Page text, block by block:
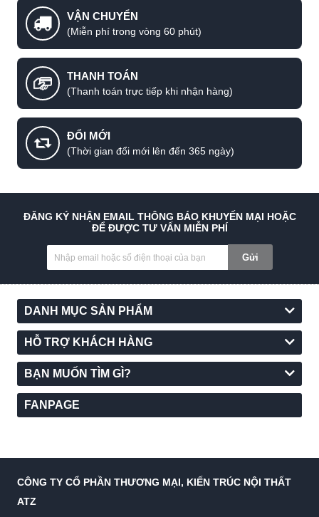
VẬN CHUYỂN
(Miễn phí trong vòng 60 phút)
THANH TOÁN
(Thanh toán trực tiếp khi nhận hàng)
ĐỔI MỚI
(Thời gian đổi mới lên đến 365 ngày)
ĐĂNG KÝ NHẬN EMAIL THÔNG BÁO KHUYẾN MẠI HOẶC
ĐỂ ĐƯỢC TƯ VẤN MIỄN PHÍ
Gửi
DANH MỤC SẢN PHẨM
HỖ TRỢ KHÁCH HÀNG
BẠN MUỐN TÌM GÌ?
FANPAGE
CÔNG TY CỔ PHẦN THƯƠNG MẠI, KIẾN TRÚC NỘI THẤT
ATZ